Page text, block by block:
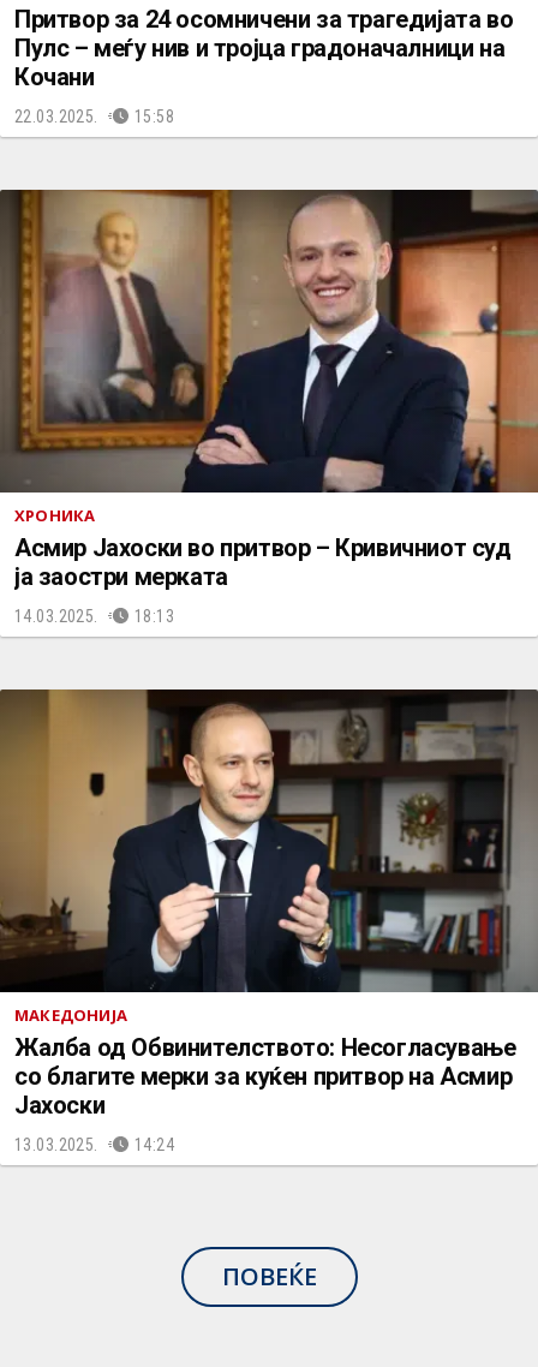
Притвор за 24 осомничени за трагедијата во
Пулс – меѓу нив и тројца градоначалници на
Кочани
22.03.2025. 15:58
ХРОНИКА
Асмир Јахоски во притвор – Кривичниот суд
ја заостри мерката
14.03.2025. 18:13
МАКЕДОНИЈА
Жалба од Обвинителството: Несогласување
со благите мерки за куќен притвор на Асмир
Јахоски
13.03.2025. 14:24
ПОВЕЌЕ